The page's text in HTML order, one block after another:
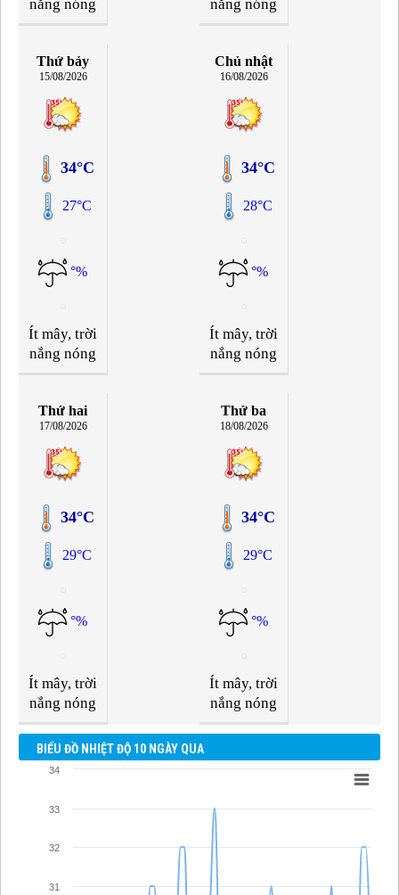
nắng nóng nắng nóng
Thứ bảy
15/08/2026
34°C
27°C
°%
Ít mây, trời
nắng nóng
Chủ nhật
16/08/2026
34°C
28°C
°%
Ít mây, trời
nắng nóng
Thứ hai
17/08/2026
34°C
29°C
°%
Ít mây, trời
nắng nóng
Thứ ba
18/08/2026
34°C
29°C
°%
Ít mây, trời
nắng nóng
BIỂU ĐỒ NHIỆT ĐỘ 10 NGÀY QUA
31
32
33
34